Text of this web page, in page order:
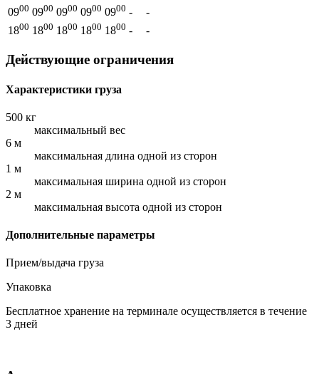
0900 0900 0900 0900 0900 -
-
1800 1800 1800 1800 1800 - -
Действующие ограничения
Характеристики груза
500 кг
максимальный вес
6 м
максимальная длина одной из сторон
1 м
максимальная ширина одной из сторон
2 м
максимальная высота одной из сторон
Дополнительные параметры
Прием/выдача груза
Упаковка
Бесплатное хранение на терминале осуществляется в течение
3 дней